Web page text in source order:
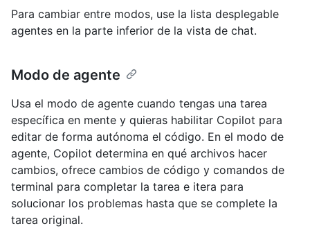
Para cambiar entre modos, use la lista desplegable
agentes en la parte inferior de la vista de chat.
Modo de agente
Usa el modo de agente cuando tengas una tarea
específica en mente y quieras habilitar Copilot para
editar de forma autónoma el código. En el modo de
agente, Copilot determina en qué archivos hacer
cambios, ofrece cambios de código y comandos de
terminal para completar la tarea e itera para
solucionar los problemas hasta que se complete la
tarea original.